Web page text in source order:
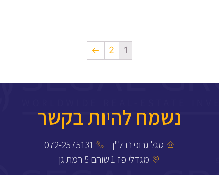
1
2
←
נשמח להיות בקשר
סגל גרופ נדל"ן
072-2575131
מגדלי פז 1 שוהם 5 רמת גן